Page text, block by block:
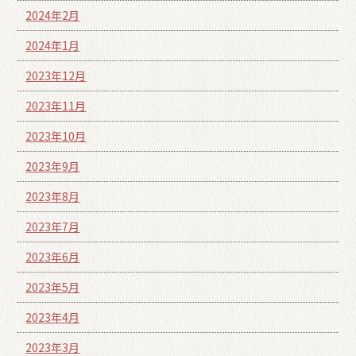
2024年2月
2024年1月
2023年12月
2023年11月
2023年10月
2023年9月
2023年8月
2023年7月
2023年6月
2023年5月
2023年4月
2023年3月